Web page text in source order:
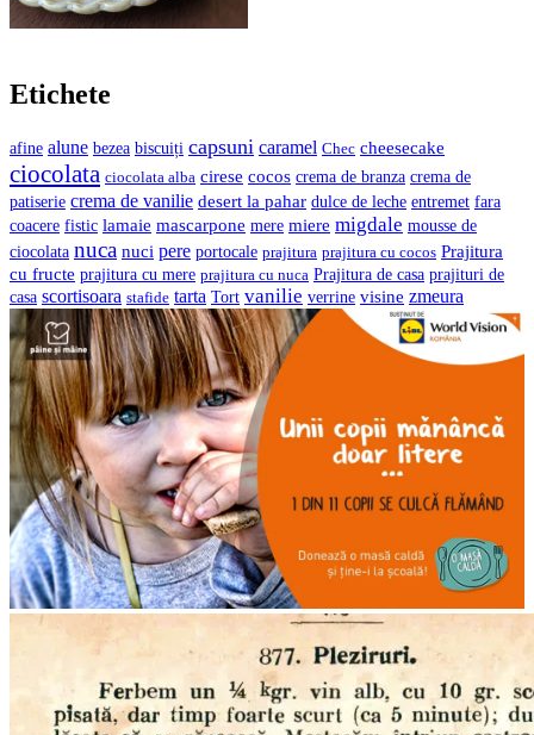
Etichete
afine alune bezea biscuiți capsuni caramel Chec cheesecake
ciocolata ciocolata alba cirese cocos crema de branza crema de
patiserie crema de vanilie desert la pahar dulce de leche entremet fara
coacere fistic lamaie mascarpone mere miere migdale mousse de
ciocolata nuca nuci pere portocale prajitura prajitura cu cocos Prajitura
cu fructe prajitura cu mere prajitura cu nuca Prajitura de casa prajituri de
casa scortisoara stafide tarta Tort vanilie verrine visine zmeura